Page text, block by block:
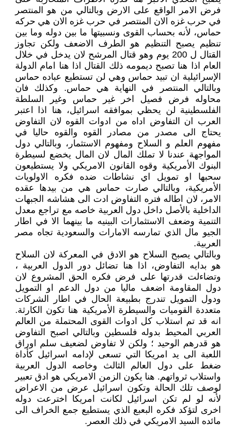
فرض الامر الواقع على الارض وبالتالي من هو المنتصر
في حرب غزه الان المنتصر في حرب غزه الان هي حركه
حماس، لأنه بحساب القوى ونسبيتها ما بين دوله وما بين
تنظيم يصبح التنظيم هو الطرف الاضعف ولكن تجاوز
القتال ل 200 يوم وهو قتال المرشح لان يدخل في خلال
العام اذا هنا تصبح ديمومه ذلك القتال اذا هنا امام الدولة
الإسرائيلية ان تبيد حماس وهي لن تستطيع عباده حماس
وبالتالي المنتصر في النهاية هي حماس. وكذلك فان
محاوله فرض فصيل اخر غير حماس وغير السلطة
الفلسطينية لن يحظي بموافقه اسرائيل، هنا اذا اعتبر
العرب ان التفاوض اداه من ادوات القوه لان التفاوض
يحتاج الى مصدر من مصادر القوه والقوه حاليا في
مفهوم العلم و السلاح ومفهوم الاستثمار، وبالتالي دول
المواجهة عندنا لا تملك المال لان المال يخضع لسيطرة
البنوك الأمريكية وقوه القانون الامريكي ولا يستطيعون
سحبها او تمويل اي نشاطات ضده فكره الاولويات
الأمريكية، وبالتالي صارت حماس هي من بيدها عقده
الامر، لان اطاله فتره التفاوض ادت الى هشاشه الجبهات
الداخلية بالأصل داخل دول العربية خاصه مع تراجع معدل
التنمية وضعف الاستثمارات البينيه ما بينهما الا في اطار
الجيو مال الذي تمارسه الامارات والسعودية تجاه مصر
العربية.
وبالتالي يصبح السلاح هو الادق في المعركة لان السلاح
هو بدايه التفاوض، اذا هنا تضائل دور الدول العربية ،
وتضاءلت قدرتها على فرض فكره الحق المشروع لان
دول المقاومة اضعف ماليا من دول الدعم او التمويل
ودول التمويل تندرج بطبيعة الحال في اطار الشركات
متعددة القوميات والسيطرة الأمريكية هنا تكون الكارثة.
انه قد تم استلاب كل ادوات القوى المحتملة من العالم
العربي المحيط بدوله فلسطين وبالتالي اصبح التفاوض
هو قدرهم الوحيد ؛ ولكن لا تفاوض لضعيف سلم اوراق
اللعبة الى يد امريكا التي تسعى لإدامه اسرائيل كأداة
ضغط على دول العالم الثالث وخاصه الدول العربية
واستلاب ثرواتهم. هنا يكون الزمن الامريكي هو ادق تعبير
لوصف تلك الحالة وتكون اسرائيل عرض من الاعراض
لأنه لو لم تكن اسرائيل لكانت امريكا اخترعت دوله
اخرى لتؤكد فكره البعبع الذي يستطيع جمع الخراف الى
مائده السيد الامريكي في ذلك العصر.